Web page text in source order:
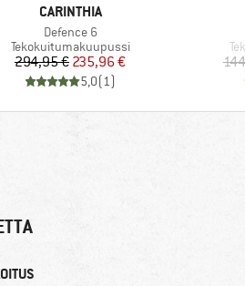
MERKKI
CARINTHIA
Tuote
Defence 6
Tuoteryhmä
Tekokuitumakuupussi
Hinta
294,95 €Alennettu hinta
235,96 €
5,0(1)